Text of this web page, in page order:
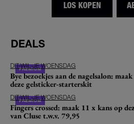
LOS KOPEN
DEALS
DIT-WIL-JE WOENSDAG
Bye bezoekjes aan de nagelsalon:
deze gelsticker-starterskit
DIT-WIL-JE WOENSDAG
Fingers crossed: maak 11 x kans op
van Cluse t.w.v. 79,95